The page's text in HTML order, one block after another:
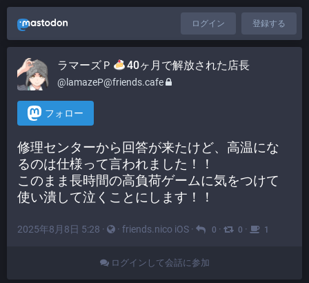
ログイン 登録する
ラマーズＰ 40ヶ月で解放された店長
@lamazeP@friends.cafe
フォロー
修理センターから回答が来たけど、高温にな
るのは仕様って言われました！！
このまま長時間の高負荷ゲームに気をつけて
使い潰して泣くことにします！！
2025年8月8日 5:28 · · friends.nico iOS · 0 · 0 · 1
ログインして会話に参加